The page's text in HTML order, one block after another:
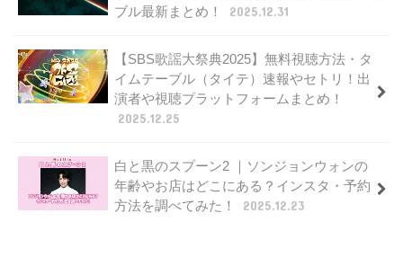
ブル最新まとめ！
2025.12.31
【SBS歌謡大祭典2025】無料視聴方法・タ
イムテーブル（タイテ）速報やセトリ！出
演者や視聴プラットフォームまとめ！
2025.12.25
白と黒のスプーン2 ｜ソンジョンウォンの
年齢やお店はどこにある？インスタ・予約
方法を調べてみた！
2025.12.23